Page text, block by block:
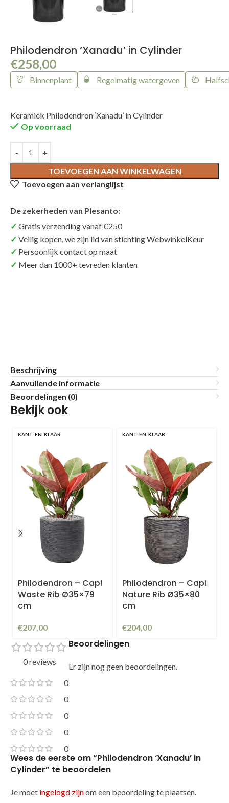
Philodendron ‘Xanadu’ in Cylinder
€258,00
Binnenplant Regelmatig watergeven
Keramiek Philodendron ‘Xanadu’ in Cylinder
Op voorraad
TOEVOEGEN AAN WINKELWAGEN
Toevoegen aan verlanglijst
De zekerheden van Plesanto:
Gratis verzending vanaf €250
Veilig kopen, we zijn lid van stichting WebwinkelKeur
Persoonlijk contact op maat
Meer dan 1000+ tevreden klanten
Beschrijving
Aanvullende informatie
Beoordelingen (0)
Bekijk ook
KANT-EN-KLAAR
Philodendron – Capi
Waste Rib Ø35×79
cm
€207,00
KANT-EN-KLAAR
Philodendron – Capi
Nature Rib Ø35×80
cm
€204,00
0 reviews
0
0
0
0
0
Beoordelingen
Er zijn nog geen beoordelingen.
Wees de eerste om “Philodendron ‘Xanadu’ in
Cylinder” te beoordelen
Je moet ingelogd zijnom een beoordeling te plaatsen.